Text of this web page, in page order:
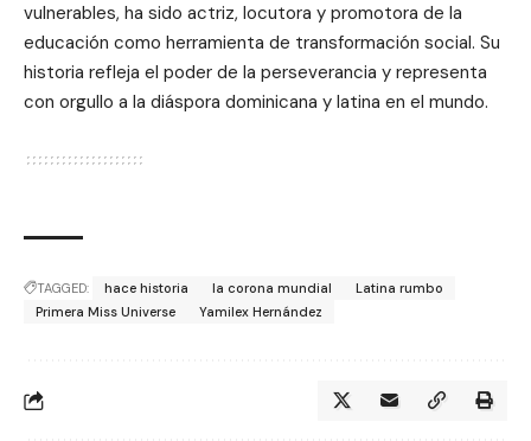
vulnerables, ha sido actriz, locutora y promotora de la
educación como herramienta de transformación social. Su
historia refleja el poder de la perseverancia y representa
con orgullo a la diáspora dominicana y latina en el mundo.
TAGGED: hace historia la corona mundial
Latina rumbo
Primera Miss Universe
Yamilex Hernández